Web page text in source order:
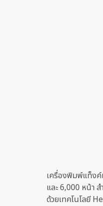
เครื่องพิมพ์แท็งค์
และ 6,000 หน้า
ด้วยเทคโนโลยี